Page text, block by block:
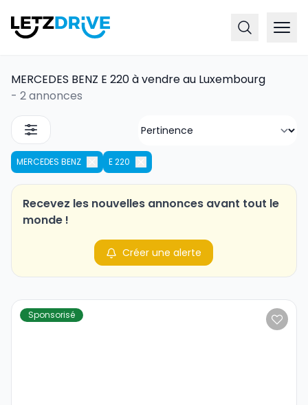
MERCEDES BENZ E 220 à vendre au Luxembourg
- 2 annonces
MERCEDES BENZ E 220
Recevez les nouvelles annonces avant tout le
monde !
Créer une alerte
Sponsorisé